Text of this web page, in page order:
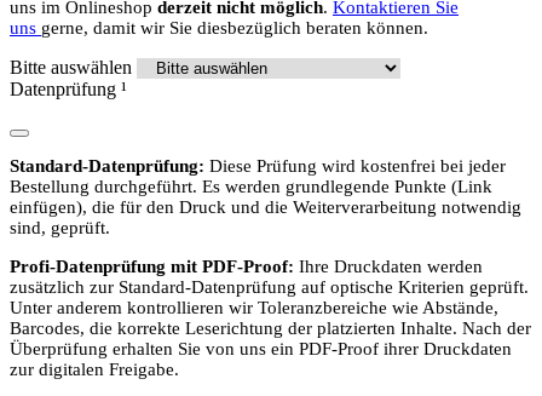
uns im Onlineshop derzeit nicht möglich. Kontaktieren Sie
uns gerne, damit wir Sie diesbezüglich beraten können.
Bitte auswählen
Datenprüfung ¹
Standard-Datenprüfung: Diese Prüfung wird kostenfrei bei jeder
Bestellung durchgeführt. Es werden grundlegende Punkte (Link
einfügen), die für den Druck und die Weiterverarbeitung notwendig
sind, geprüft.
Profi-Datenprüfung mit PDF-Proof: Ihre Druckdaten werden
zusätzlich zur Standard-Datenprüfung auf optische Kriterien geprüft.
Unter anderem kontrollieren wir Toleranzbereiche wie Abstände,
Barcodes, die korrekte Leserichtung der platzierten Inhalte. Nach der
Überprüfung erhalten Sie von uns ein PDF-Proof ihrer Druckdaten
zur digitalen Freigabe.